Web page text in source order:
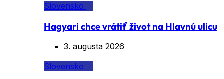
Slovensko
Hagyari chce vrátiť život na Hlavnú ulicu
3. augusta 2026
Slovensko